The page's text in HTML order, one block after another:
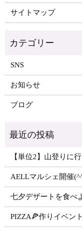
サイトマップ
SNS
お知らせ
ブログ
【単位2】山登りに
AELLマルシェ開催
七夕デザートを食べ
PIZZA🍕作りイベン